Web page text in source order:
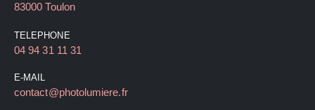
83000 Toulon
TELEPHONE
04 94 31 11 31
E-MAIL
contact@photolumiere.fr